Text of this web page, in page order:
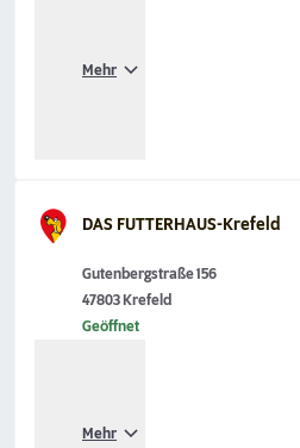
Mehr
DAS FUTTERHAUS-Krefeld
Gutenbergstraße 156
47803 Krefeld
Geöffnet
Mehr